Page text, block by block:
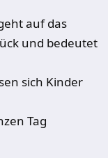
auf das
und bedeutet
sich Kinder
Tag